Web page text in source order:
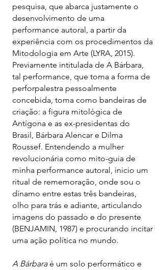
pesquisa, que abarca justamente o
desenvolvimento de uma
performance autoral, a partir da
experiência com os procedimentos da
Mitodologia em Arte (LYRA, 2015).
Previamente intitulada de A Bárbara,
tal performance, que toma a forma de
perforpalestra pessoalmente
concebida, toma como bandeiras de
criação: a figura mitológica de
Antígona e as ex-presidentas do
Brasil, Bárbara Alencar e Dilma
Roussef. Entendendo a mulher
revolucionária como mito-guia de
minha performance autoral, inicio um
ritual de rememoração, onde sou o
dínamo entre estas três bandeiras,
olho para trás e adiante, articulando
imagens do passado e do presente
(BENJAMIN, 1987) e procurando incitar
uma ação política no mundo.
A Bárbaraé um solo performático e